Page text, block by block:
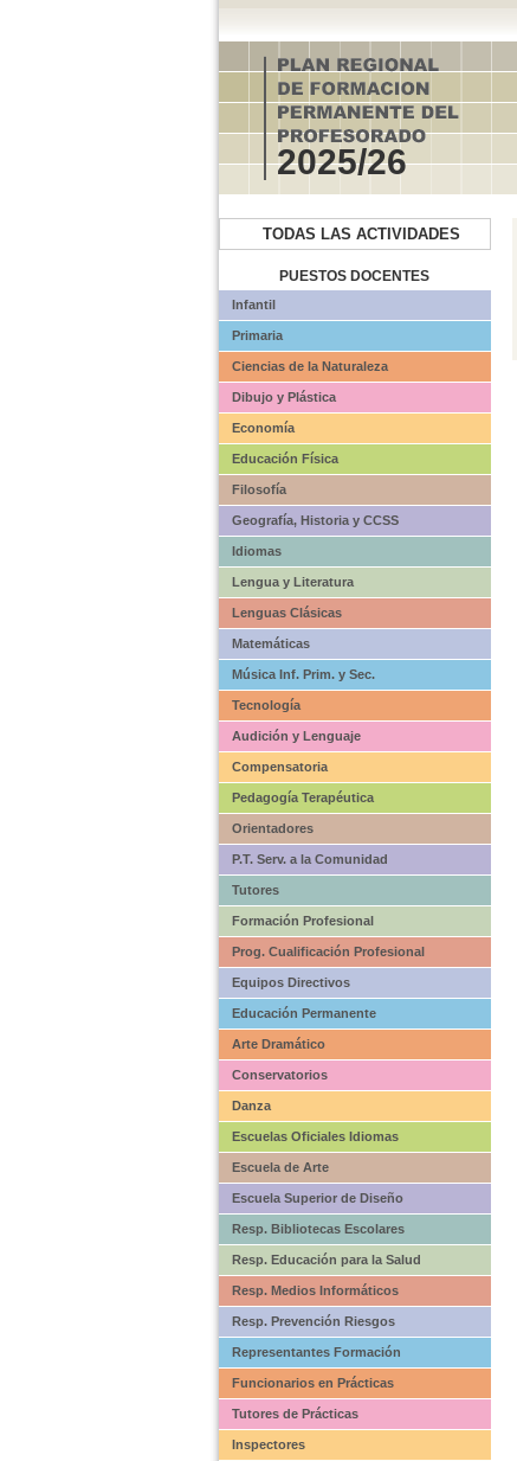
2025/26
TODAS LAS ACTIVIDADES
PUESTOS DOCENTES
Infantil
Primaria
Ciencias de la Naturaleza
Dibujo y Plástica
Economía
Educación Física
Filosofía
Geografía, Historia y CCSS
Idiomas
Lengua y Literatura
Lenguas Clásicas
Matemáticas
Música Inf. Prim. y Sec.
Tecnología
Audición y Lenguaje
Compensatoria
Pedagogía Terapéutica
Orientadores
P.T. Serv. a la Comunidad
Tutores
Formación Profesional
Prog. Cualificación Profesional
Equipos Directivos
Educación Permanente
Arte Dramático
Conservatorios
Danza
Escuelas Oficiales Idiomas
Escuela de Arte
Escuela Superior de Diseño
Resp. Bibliotecas Escolares
Resp. Educación para la Salud
Resp. Medios Informáticos
Resp. Prevención Riesgos
Representantes Formación
Funcionarios en Prácticas
Tutores de Prácticas
Inspectores